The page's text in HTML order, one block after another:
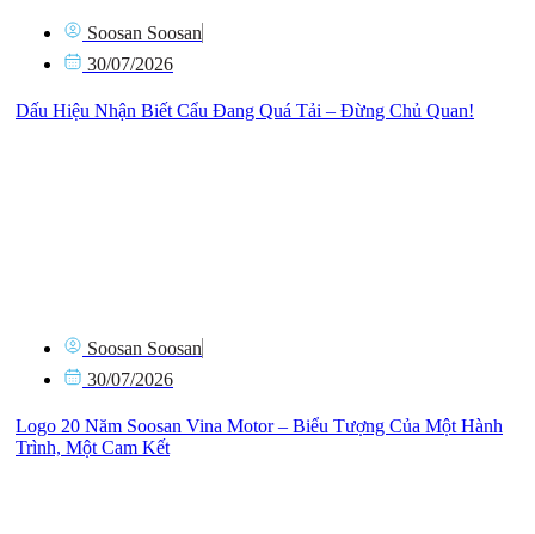
Soosan Soosan
30/07/2026
Dấu Hiệu Nhận Biết Cẩu Đang Quá Tải – Đừng Chủ Quan!
Soosan Soosan
30/07/2026
Logo 20 Năm Soosan Vina Motor – Biểu Tượng Của Một Hành
Trình, Một Cam Kết